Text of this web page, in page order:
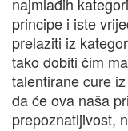
najmlađih
principe i iste
prelaziti iz
tako dobiti čim
talentirane cure
da će ova naša
prepoznatljivost,